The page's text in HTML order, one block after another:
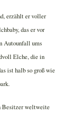
erzählt er voller
das er vor
Autounfall ums
Elche, die in
ist halb so groß wie
Besitzer weltweite